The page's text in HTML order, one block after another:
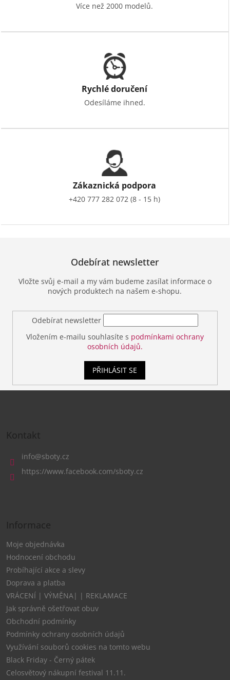
Více než 2000 modelů.
Rychlé doručení
Odesíláme ihned.
Zákaznická podpora
+420 777 282 072 (8 - 15 h)
Odebírat newsletter
Vložte svůj e-mail a my vám budeme zasílat informace o
nových produktech na našem e-shopu.
Odebírat newsletter
Vložením e-mailu souhlasíte s podmínkami ochrany
osobních údajů.
PŘIHLÁSIT SE
Kontakt
info@sboty.cz
https://www.facebook.com/sboty.cz
Informace
Moje objednávka
Hodnocení obchodu
Probíhající akce a slevy
Doprava a platba
VRÁCENÍ | VÝMĚNA| | REKLAMACE
Jak správně ošetřovat obuv
Obchodní podmínky
Podmínky ochrany osobních údajů
Využívání souborů cookies na tomto webu
Black Friday - Černý pátek
Celosvětový nákupní festival 11.11.